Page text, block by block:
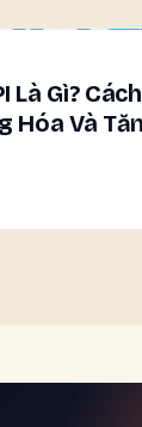
Là Gì?
Hóa Và